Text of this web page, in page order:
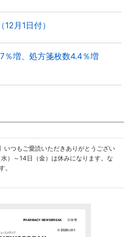
月1日付）
％増、処方箋枚数4.4％増
いつもご愛読いただきありがとうござい
）～14日（金）は休みになります。な
。